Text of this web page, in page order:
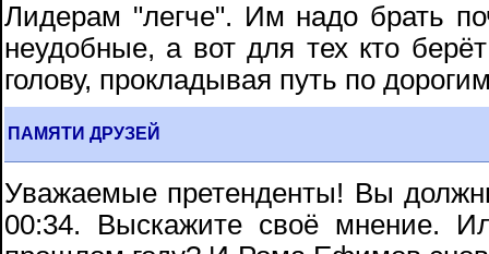
Лидерам "легче". Им надо брать
неудобные, а вот для тех кто
голову, прокладывая путь по
ПАМЯТИ ДРУЗЕЙ
Уважаемые претенденты! Вы
00:34. Выскажите своё мнение.